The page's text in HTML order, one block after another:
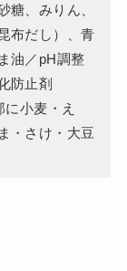
糖、みりん、
布だし）、青
油／pH調整
防止剤
に小麦・え
・さけ・大豆